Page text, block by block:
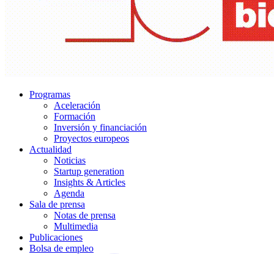
Programas
Aceleración
Formación
Inversión y financiación
Proyectos europeos
Actualidad
Noticias
Startup generation
Insights & Articles
Agenda
Sala de prensa
Notas de prensa
Multimedia
Publicaciones
Bolsa de empleo